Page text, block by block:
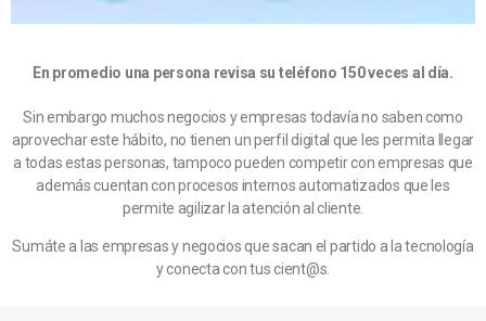
En promedio una persona revisa su teléfono 150 veces al día.
Sin embargo muchos negocios y empresas todavía no saben como
aprovechar este hábito, no tienen un perfil digital que les permita llegar
a todas estas personas, tampoco pueden competir con empresas que
además cuentan con procesos internos automatizados que les
permite agilizar la atención al cliente.
Sumáte a las empresas y negocios que sacan el partido a la tecnología
y conecta con tus cient@s.